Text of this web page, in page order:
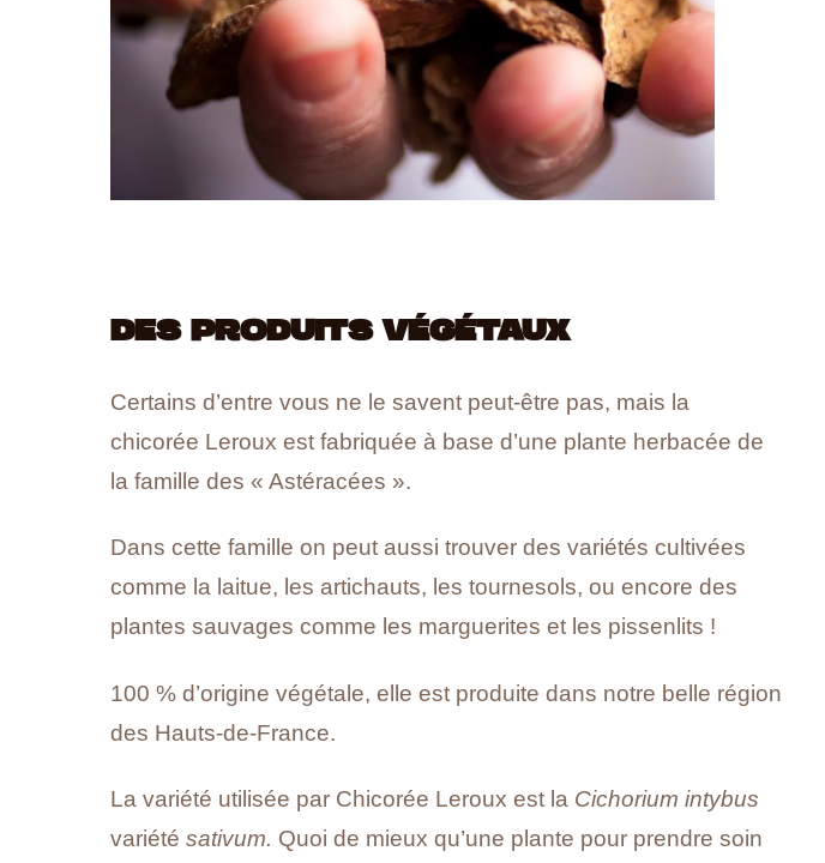
DES PRODUITS VÉGÉTAUX
Certains d’entre vous ne le savent peut-être pas, mais la
chicorée Leroux est fabriquée à base d’une plante herbacée de
la famille des « Astéracées ».
Dans cette famille on peut aussi trouver des variétés cultivées
comme la laitue, les artichauts, les tournesols, ou encore des
plantes sauvages comme les marguerites et les pissenlits !
100 % d’origine végétale, elle est produite dans notre belle région
des Hauts-de-France.
La variété utilisée par Chicorée Leroux est la Cichorium intybus
variété sativum. Quoi de mieux qu’une plante pour prendre soin
RECEVEZ
TECHNIQUE
Recevoir le